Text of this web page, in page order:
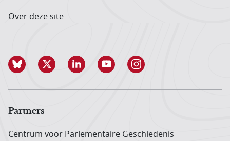
Over deze site
Partners
Centrum voor Parlementaire Geschiedenis